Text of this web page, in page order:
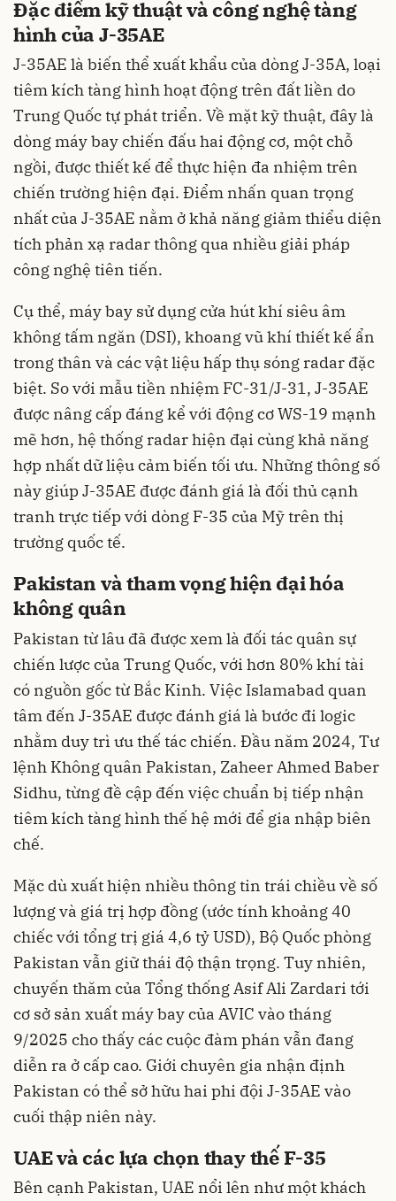
Đặc điểm kỹ thuật và công nghệ tàng
hình của J-35AE
J-35AE là biến thể xuất khẩu của dòng J-35A, loại
tiêm kích tàng hình hoạt động trên đất liền do
Trung Quốc tự phát triển. Về mặt kỹ thuật, đây là
dòng máy bay chiến đấu hai động cơ, một chỗ
ngồi, được thiết kế để thực hiện đa nhiệm trên
chiến trường hiện đại. Điểm nhấn quan trọng
nhất của J-35AE nằm ở khả năng giảm thiểu diện
tích phản xạ radar thông qua nhiều giải pháp
công nghệ tiên tiến.
Cụ thể, máy bay sử dụng cửa hút khí siêu âm
không tấm ngăn (DSI), khoang vũ khí thiết kế ẩn
trong thân và các vật liệu hấp thụ sóng radar đặc
biệt. So với mẫu tiền nhiệm FC-31/J-31, J-35AE
được nâng cấp đáng kể với động cơ WS-19 mạnh
mẽ hơn, hệ thống radar hiện đại cùng khả năng
hợp nhất dữ liệu cảm biến tối ưu. Những thông số
này giúp J-35AE được đánh giá là đối thủ cạnh
tranh trực tiếp với dòng F-35 của Mỹ trên thị
trường quốc tế.
Pakistan và tham vọng hiện đại hóa
không quân
Pakistan từ lâu đã được xem là đối tác quân sự
chiến lược của Trung Quốc, với hơn 80% khí tài
có nguồn gốc từ Bắc Kinh. Việc Islamabad quan
tâm đến J-35AE được đánh giá là bước đi logic
nhằm duy trì ưu thế tác chiến. Đầu năm 2024, Tư
lệnh Không quân Pakistan, Zaheer Ahmed Baber
Sidhu, từng đề cập đến việc chuẩn bị tiếp nhận
tiêm kích tàng hình thế hệ mới để gia nhập biên
chế.
Mặc dù xuất hiện nhiều thông tin trái chiều về số
lượng và giá trị hợp đồng (ước tính khoảng 40
chiếc với tổng trị giá 4,6 tỷ USD), Bộ Quốc phòng
Pakistan vẫn giữ thái độ thận trọng. Tuy nhiên,
chuyến thăm của Tổng thống Asif Ali Zardari tới
cơ sở sản xuất máy bay của AVIC vào tháng
9/2025 cho thấy các cuộc đàm phán vẫn đang
diễn ra ở cấp cao. Giới chuyên gia nhận định
Pakistan có thể sở hữu hai phi đội J-35AE vào
cuối thập niên này.
UAE và các lựa chọn thay thế F-35
Bên cạnh Pakistan, UAE nổi lên như một khách